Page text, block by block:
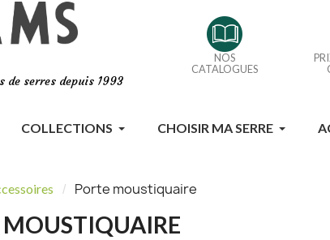
de serres depuis 1993
NOS
CATALOGUES
COLLECTIONS CHOISIR MA SERRE
Porte moustiquaire
MOUSTIQUAIRE